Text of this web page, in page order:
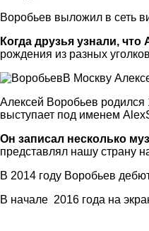
Воробьев выложил в сеть
Когда друзья узнали,
рождения из разных
В Москву
Алексей Воробьев родился
выступает под именем
Он записал несколько
представлял нашу страну
В 2014 году Воробьев
В начале 2016 года на